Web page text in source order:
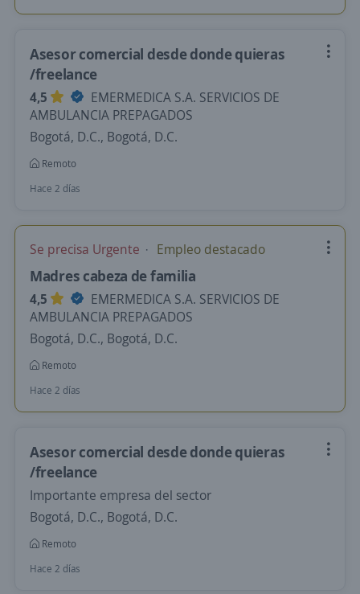
Asesor comercial desde donde quieras
/freelance
4,5
EMERMEDICA S.A. SERVICIOS DE
AMBULANCIA PREPAGADOS
Bogotá, D.C., Bogotá, D.C.
Remoto
Hace 2 días
Se precisa Urgente Empleo destacado
Madres cabeza de familia
4,5
EMERMEDICA S.A. SERVICIOS DE
AMBULANCIA PREPAGADOS
Bogotá, D.C., Bogotá, D.C.
Remoto
Hace 2 días
Asesor comercial desde donde quieras
/freelance
Importante empresa del sector
Bogotá, D.C., Bogotá, D.C.
Remoto
Hace 2 días